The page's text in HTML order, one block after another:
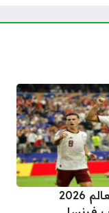
موعد مباراة إسبانيا في نهائي كأس العالم 2026